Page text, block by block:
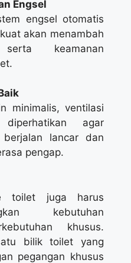
Engsel
engsel otomatis
akan menambah
serta keamanan
minimalis, ventilasi
agar
lancar dan
pengap.
toilet juga harus
kebutuhan
khusus.
bilik toilet yang
pegangan khusus